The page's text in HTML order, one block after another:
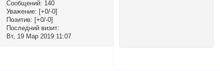
Сообщений: 140
Уважение: [+0/-0]
Позитив: [+0/-0]
Последний визит:
Вт, 19 Мар 2019 11:07